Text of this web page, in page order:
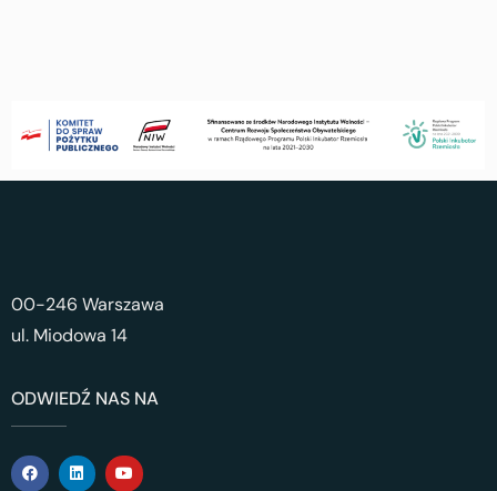
00-246 Warszawa
ul. Miodowa 14
ODWIEDŹ NAS NA